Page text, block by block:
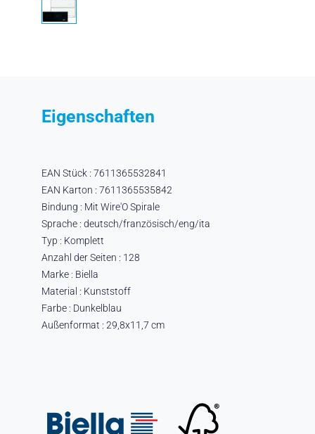
Eigenschaften
EAN Stück : 7611365532841
EAN Karton : 7611365535842
Bindung : Mit Wire'O Spirale
Sprache : deutsch/französisch/eng/ita
Typ : Komplett
Anzahl der Seiten : 128
Marke : Biella
Material : Kunststoff
Farbe : Dunkelblau
Außenformat : 29,8x11,7 cm